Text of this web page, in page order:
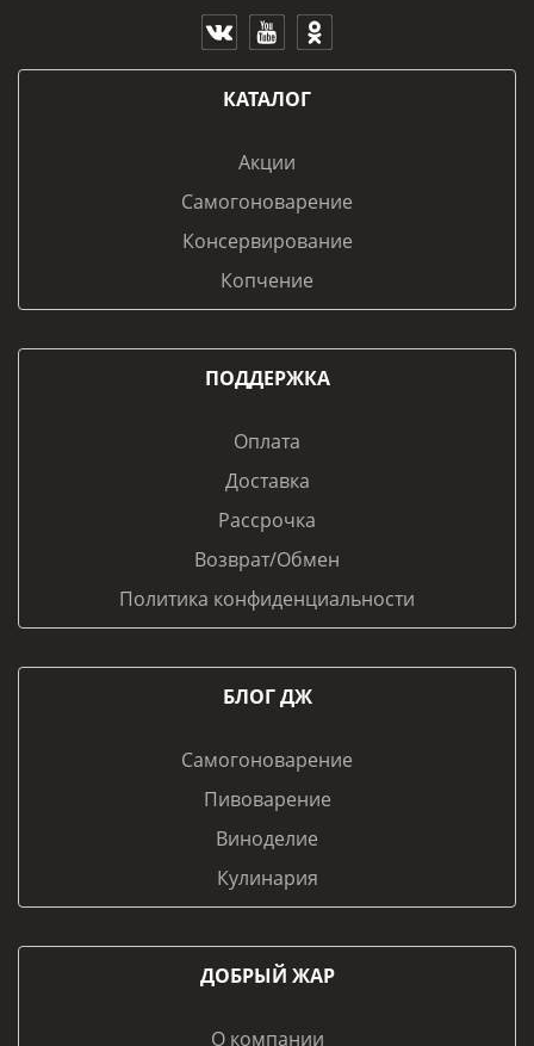
КАТАЛОГ
Акции
Самогоноварение
Консервирование
Копчение
ПОДДЕРЖКА
Оплата
Доставка
Рассрочка
Возврат/Обмен
Политика конфиденциальности
БЛОГ ДЖ
Самогоноварение
Пивоварение
Виноделие
Кулинария
ДОБРЫЙ ЖАР
О компании